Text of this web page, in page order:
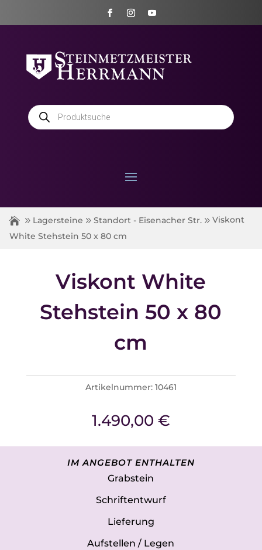
Products
search
Lagersteine Standort - Eisenacher Str.
Viskont
White Stehstein 50 x 80 cm
Viskont White
Stehstein 50 x 80
cm
Artikelnummer: 10461
1.490,00 €
IM ANGEBOT ENTHALTEN
Grabstein
Schriftentwurf
Lieferung
Aufstellen / Legen